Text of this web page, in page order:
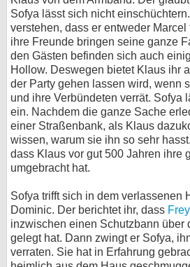
Sofya lässt sich nicht
verstehen, dass er entweder Marcel
ihre Freunde bringen seine ganze
den Gästen befinden sich auch
Hollow. Deswegen bietet Klaus ihr
der Party gehen lassen wird, wenn
und ihre Verbündeten verrät. Sofya
ein. Nachdem die ganze Sache
einer Straßenbank, als Klaus
wissen, warum sie ihn so sehr
dass Klaus vor gut 500 Jahren ihre
umgebracht hat.
Sofya trifft sich in dem verlassenen
Dominic. Der berichtet ihr, dass
inzwischen einen Schutzbann über
gelegt hat. Dann zwingt er Sofya,
verraten. Sie hat in Erfahrung